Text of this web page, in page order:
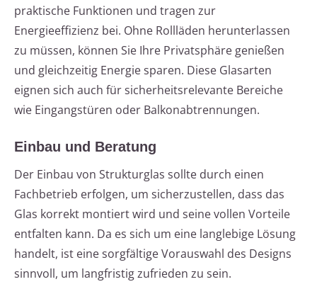
praktische Funktionen und tragen zur
Energieeffizienz bei. Ohne Rollläden herunterlassen
zu müssen, können Sie Ihre Privatsphäre genießen
und gleichzeitig Energie sparen. Diese Glasarten
eignen sich auch für sicherheitsrelevante Bereiche
wie Eingangstüren oder Balkonabtrennungen.
Einbau und Beratung
Der Einbau von Strukturglas sollte durch einen
Fachbetrieb erfolgen, um sicherzustellen, dass das
Glas korrekt montiert wird und seine vollen Vorteile
entfalten kann. Da es sich um eine langlebige Lösung
handelt, ist eine sorgfältige Vorauswahl des Designs
sinnvoll, um langfristig zufrieden zu sein.